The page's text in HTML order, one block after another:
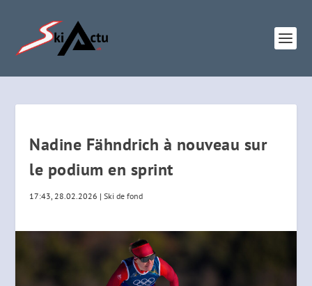
Nadine Fähndrich à nouveau sur
le podium en sprint
17:43, 28.02.2026 |Ski de fond